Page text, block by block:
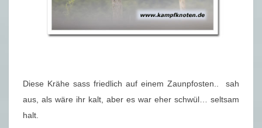
Diese Krähe sass friedlich auf einem Zaunpfosten.. sah
aus, als wäre ihr kalt, aber es war eher schwül… seltsam
halt.